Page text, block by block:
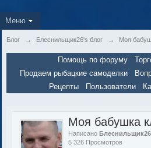
Меню
Блог → Блеснильщик26's блог → Моя
Помощь по форуму
Продаем рыбацкие самоделки
Рецепты
Пользователи
Моя бабушка
НаписаноБлеснильщик26
5 326 Просмотров